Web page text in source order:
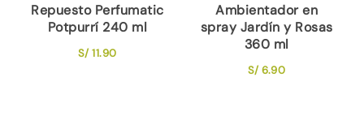
Repuesto Perfumatic
Potpurrí 240 ml
S/11.90
Ambientador en
spray Jardín y Rosas
360 ml
S/6.90